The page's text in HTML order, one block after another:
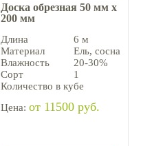
Доска обрезная 50 мм х
200 мм
Длина
6 м
Материал
Ель, cосна
Влажность
20-30%
Сорт
1
Количество в кубе
Цена: от 11500 руб.